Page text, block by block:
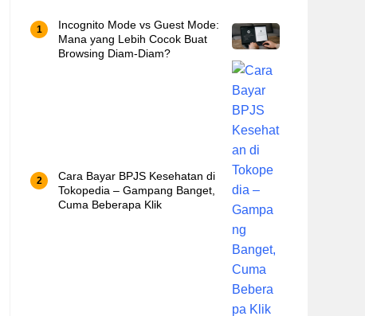
Incognito Mode vs Guest Mode:
Mana yang Lebih Cocok Buat
Browsing Diam-Diam?
Cara Bayar BPJS Kesehatan di
Tokopedia – Gampang Banget,
Cuma Beberapa Klik